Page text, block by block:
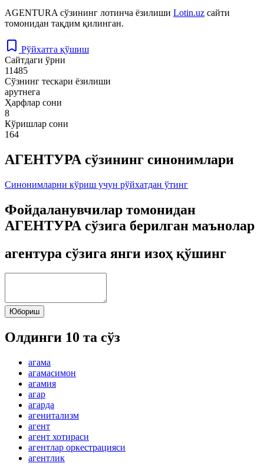
AGENTURA сўзининг лотинча ёзилиши Lotin.uz сайти
томонидан тақдим қилинган.
Рўйхатга қўшиш
Сайтдаги ўрни
11485
Сўзнинг тескари ёзилиши
арутнега
Ҳарфлар сони
8
Кўришлар сони
164
АГЕНТУРА сўзининг синонимлари
Синонимларни кўриш учун рўйхатдан ўтинг
Фойдаланувчилар томонидан
АГЕНТУРА сўзига берилган маънолар
агентура сўзига янги изоҳ қўшинг
Юбориш
Олдинги 10 та сўз
агама
агамасимон
агамия
агар
агарда
агенитализм
агент
агент хотираси
агентлар оркестрацияси
агентлик